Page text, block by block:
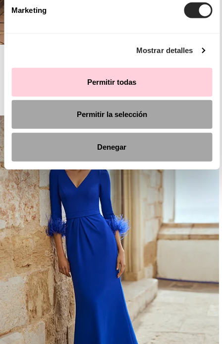
Marketing
Mostrar detalles
Permitir todas
Permitir la selección
Denegar
FIESTA